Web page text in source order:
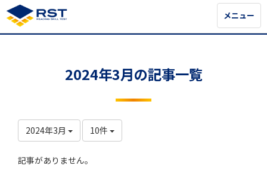
メニュー
メニュー
2024年3月の記事一覧
2024年3月 10件
記事がありません。